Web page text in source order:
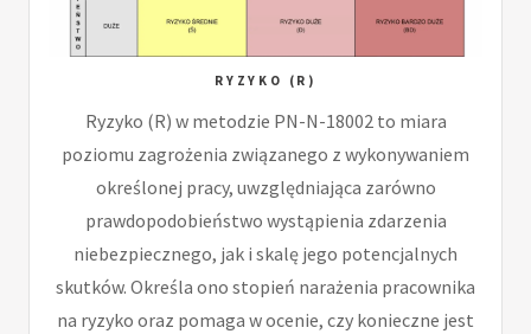
RYZYKO (R)
Ryzyko (R) w metodzie PN-N-18002 to miara
poziomu zagrożenia związanego z wykonywaniem
określonej pracy, uwzględniająca zarówno
prawdopodobieństwo wystąpienia zdarzenia
niebezpiecznego, jak i skalę jego potencjalnych
skutków. Określa ono stopień narażenia pracownika
na ryzyko oraz pomaga w ocenie, czy konieczne jest